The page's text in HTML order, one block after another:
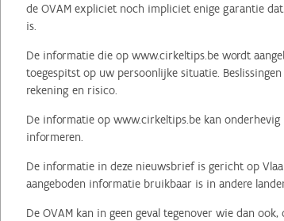
de OVAM expliciet noch impliciet enige garantie
is.
De informatie die op www.cirkeltips.be wordt
toegespitst op uw persoonlijke situatie.
rekening en risico.
De informatie op www.cirkeltips.be kan
informeren.
De informatie in deze nieuwsbrief is gericht op
aangeboden informatie bruikbaar is in andere
De OVAM kan in geen geval tegenover wie dan